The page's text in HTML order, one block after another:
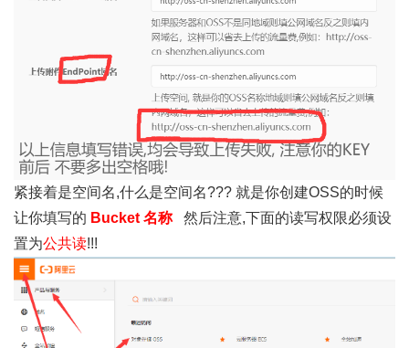
紧接着是空间名,什么是空间名??? 就是你创建OSS的时候
让你填写的 Bucket 名称 然后注意,下面的读写权限必须设
置为公共读!!!